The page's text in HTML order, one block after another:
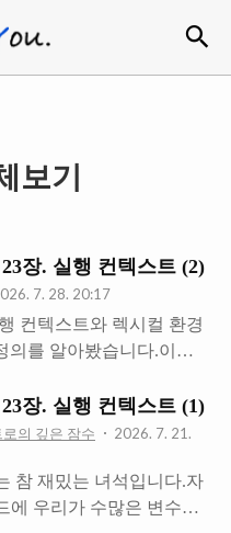
보기
장. 실행 컨텍스트 (2)
7. 28. 20:17
컨텍스트와 렉시컬 환경
의를 알아봤습니다.이번
간 순으로 전체 순서 훑
코드가 있을 때 실행 컨텍
경이 생성되는 순서를 쭉
는 다음과 같은 예제가 나
x = 1;const y = 2;function
장. 실행 컨텍스트 (1)
의 깊은 잠수
2026. 7. 21.
참 재밌는 녀석입니다.자
에 우리가 수많은 변수와